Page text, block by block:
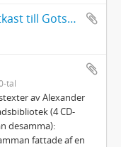
Albert Engström, del av manusutkast till Gotska Sandön (1926), ms. s. 8-13. Kopior av original sålt på bokauktion 7/5 1979 (nr 7422)
tal
av Alexander
(4 CD-
desamma):
fattade af en